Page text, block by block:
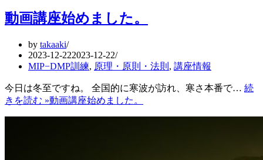
動画講座始めました。
by takaaki
2023-12-222023-12-22
MIP−DMP訓練, 原理・原則・法則 , 講座情報
今日は冬至ですね。 全国的に寒波が訪れ、寒さ本番で… 続
きを読む »動画講座始めました。